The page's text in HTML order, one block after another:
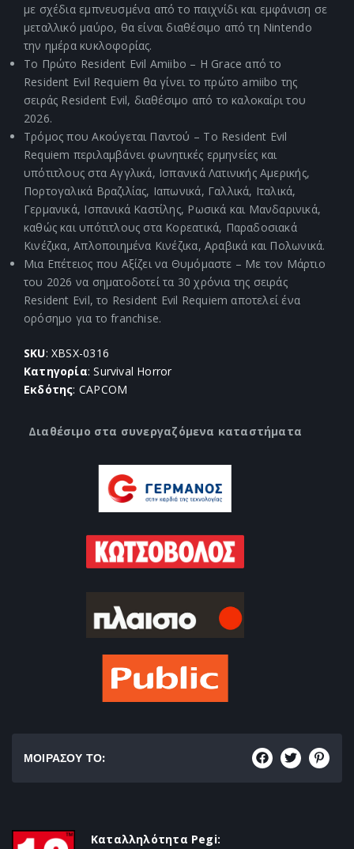
με σχέδια εμπνευσμένα από το παιχνίδι και εμφάνιση σε
μεταλλικό μαύρο, θα είναι διαθέσιμο από τη Nintendo
την ημέρα κυκλοφορίας.
Το Πρώτο Resident Evil Amiibo – Η Grace από το
Resident Evil Requiem θα γίνει το πρώτο amiibo της
σειράς Resident Evil, διαθέσιμο από το καλοκαίρι του
2026.
Τρόμος που Ακούγεται Παντού – Το Resident Evil
Requiem περιλαμβάνει φωνητικές ερμηνείες και
υπότιτλους στα Αγγλικά, Ισπανικά Λατινικής Αμερικής,
Πορτογαλικά Βραζιλίας, Ιαπωνικά, Γαλλικά, Ιταλικά,
Γερμανικά, Ισπανικά Καστίλης, Ρωσικά και Μανδαρινικά,
καθώς και υπότιτλους στα Κορεατικά, Παραδοσιακά
Κινέζικα, Απλοποιημένα Κινέζικα, Αραβικά και Πολωνικά.
Μια Επέτειος που Αξίζει να Θυμόμαστε – Με τον Μάρτιο
του 2026 να σηματοδοτεί τα 30 χρόνια της σειράς
Resident Evil, το Resident Evil Requiem αποτελεί ένα
ορόσημο για το franchise.
SKU: XBSX-0316
Κατηγορία: Survival Horror
Εκδότης: CAPCOM
Διαθέσιμο στα συνεργαζόμενα καταστήματα
ΜΟΙΡΑΣΟΥ ΤΟ:
Καταλληλότητα Pegi: